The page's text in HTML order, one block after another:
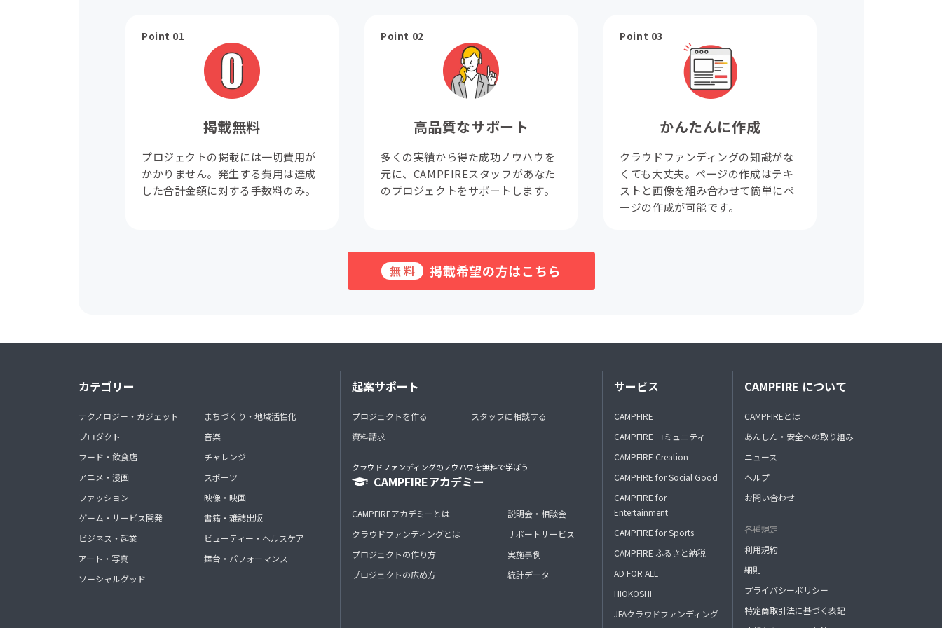
Point 01
掲載無料
プロジェクトの掲載には一切費用が
かかりません。発生する費用は達成
した合計金額に対する手数料のみ。
Point 02
高品質なサポート
多くの実績から得た成功ノウハウを
元に、CAMPFIREスタッフがあなた
のプロジェクトをサポートします。
Point 03
かんたんに作成
クラウドファンディングの知識がな
くても大丈夫。ページの作成はテキ
ストと画像を組み合わせて簡単にペ
ージの作成が可能です。
無料 掲載希望の方はこちら
カテゴリー
テクノロジー・ガジェット
プロダクト
フード・飲食店
アニメ・漫画
ファッション
ゲーム・サービス開発
ビジネス・起業
アート・写真
ソーシャルグッド
まちづくり・地域活性化
音楽
チャレンジ
スポーツ
映像・映画
書籍・雑誌出版
ビューティー・ヘルスケア
舞台・パフォーマンス
起案サポート
プロジェクトを作る
資料請求
スタッフに相談する
クラウドファンディングのノウハウを無料で学ぼう
CAMPFIREアカデミー
CAMPFIREアカデミーとは
クラウドファンディングとは
プロジェクトの作り方
プロジェクトの広め方
説明会・相談会
サポートサービス
実施事例
統計データ
サービス
CAMPFIRE
CAMPFIRE コミュニティ
CAMPFIRE Creation
CAMPFIRE for Social Good
CAMPFIRE for
Entertainment
CAMPFIRE for Sports
CAMPFIRE ふるさと納税
AD FOR ALL
HIOKOSHI
JFAクラウドファンディング
CAMPFIRE について
CAMPFIREとは
あんしん・安全への取り組み
ニュース
ヘルプ
お問い合わせ
各種規定
利用規約
細則
プライバシーポリシー
特定商取引法に基づく表記